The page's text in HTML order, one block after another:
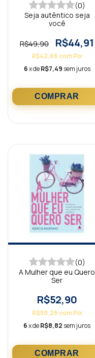
(0)
Seja autêntico seja
você
R$49,90 R$44,91
R$42,66 comPix
6x deR$7,49 sem juros
(0)
A Mulher que eu Quero
Ser
R$52,90
R$50,26 com Pix
6x deR$8,82 sem juros